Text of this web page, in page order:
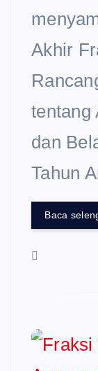
Akhir
tentang
dan
Tahun
Baca